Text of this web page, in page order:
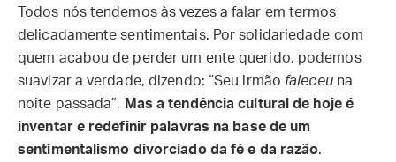
Todos nós tendemos às vezes a falar em termos
delicadamente sentimentais. Por solidariedade com
quem acabou de perder um ente querido, podemos
suavizar a verdade, dizendo: “Seu irmão faleceuna
noite passada”. Mas a tendência cultural de hoje é
inventar e redefinir palavras na base de um
sentimentalismo divorciado da fé e da razão.